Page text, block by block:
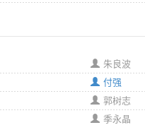
朱良波
付强
郭树志
季永晶